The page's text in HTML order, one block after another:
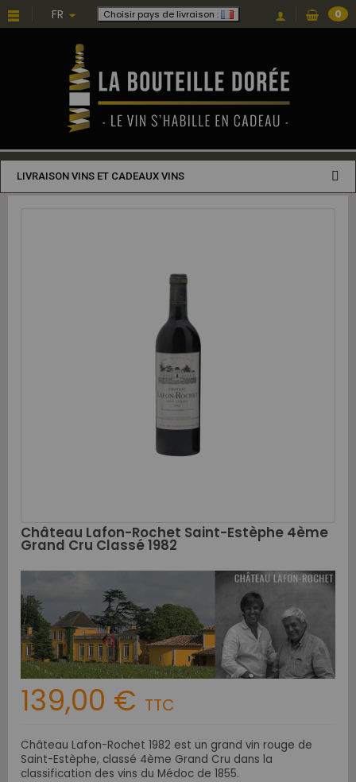
FR Choisir pays de livraison : 0
LIVRAISON VINS ET CADEAUX VINS
Château Lafon-Rochet Saint-Estèphe 4ème
Grand Cru Classé 1982
139,00 € TTC
Château Lafon-Rochet 1982 est un grand vin rouge de
Saint-Estèphe, classé 4ème Grand Cru dans la
classification des vins du Médoc de 1855.